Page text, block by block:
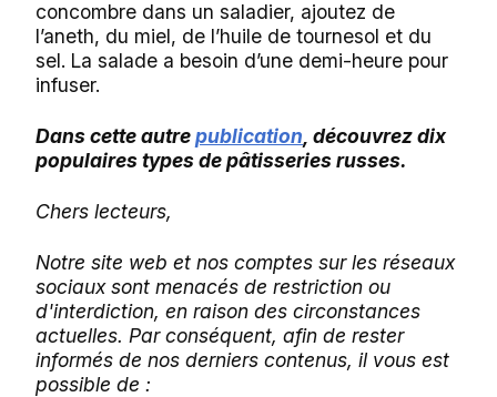
concombre dans un saladier, ajoutez de
l’aneth, du miel, de l’huile de tournesol et du
sel. La salade a besoin d’une demi-heure pour
infuser.
Dans cette autrepublication , découvrez dix
populaires types de pâtisseries russes.
Chers lecteurs,
Notre site web et nos comptes sur les réseaux
sociaux sont menacés de restriction ou
d'interdiction, en raison des circonstances
actuelles. Par conséquent, afin de rester
informés de nos derniers contenus, il vous est
possible de :